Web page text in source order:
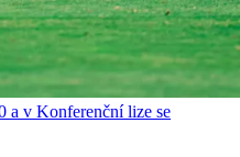
a v Konferenční lize se